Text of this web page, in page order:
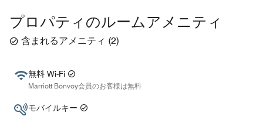
プロパティのルームアメニティ
含まれるアメニティ (2)
無料 Wi-Fi
Marriott Bonvoy会員のお客様は無料
モバイルキー